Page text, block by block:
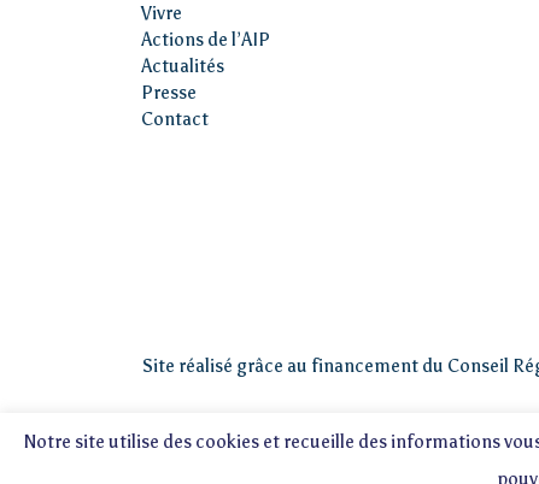
Vivre
Actions de l’AIP
Actualités
Presse
Contact
Site réalisé grâce au financement du Conseil
Notre site utilise des cookies et recueille des informations